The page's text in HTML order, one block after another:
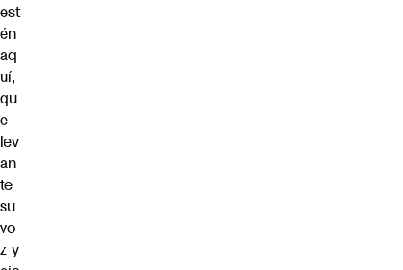
est
én
aq
uí,
qu
e
lev
an
te
su
vo
z y